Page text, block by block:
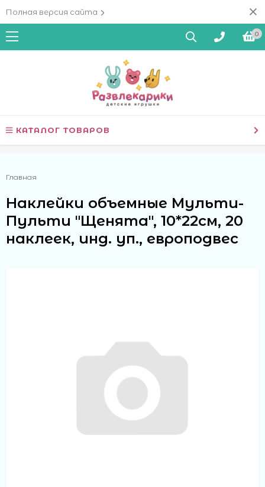
Полная версия сайта
0
КАТАЛОГ ТОВАРОВ
Главная
Наклейки объемные Мульти-
Пульти "Щенята", 10*22см, 20
наклеек, инд. уп., европодвес